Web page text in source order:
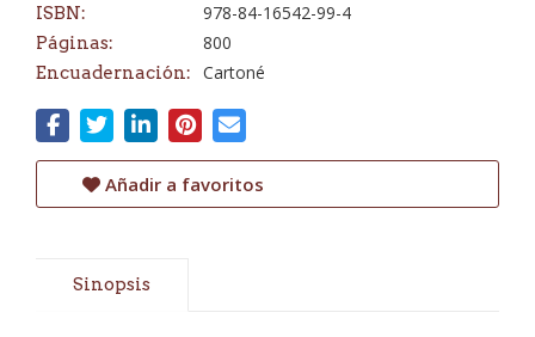
ISBN: 978-84-16542-99-4
Páginas: 800
Encuadernación: Cartoné
Añadir a favoritos
Sinopsis